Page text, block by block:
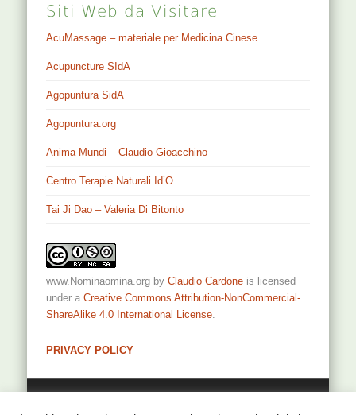
Siti Web da Visitare
AcuMassage – materiale per Medicina Cinese
Acupuncture SIdA
Agopuntura SidA
Agopuntura.org
Anima Mundi – Claudio Gioacchino
Centro Terapie Naturali Id’O
Tai Ji Dao – Valeria Di Bitonto
www.Nominaomina.org byClaudio Cardone is licensed
under aCreative Commons Attribution-NonCommercial-
ShareAlike 4.0 International License
PRIVACY POLICY